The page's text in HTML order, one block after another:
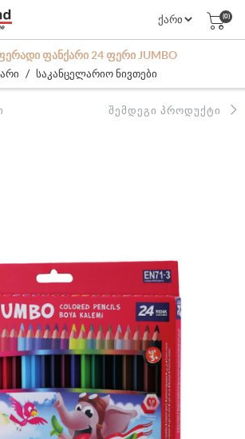
(0)
ᲤᲐᲜᲥᲐᲠᲘ 24 ᲤᲔᲠᲘ JUMBO
/ საკანცელარიო ნივთები
ᲨᲔᲛᲓᲔᲒᲘ ᲞᲠᲝᲓᲣᲥᲢᲘ